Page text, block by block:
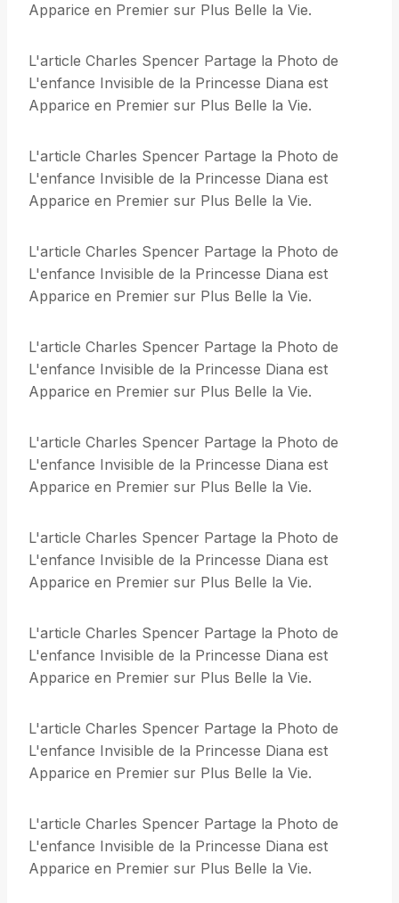
Apparice en Premier sur Plus Belle la Vie.
L'article Charles Spencer Partage la Photo de
L'enfance Invisible de la Princesse Diana est
Apparice en Premier sur Plus Belle la Vie.
L'article Charles Spencer Partage la Photo de
L'enfance Invisible de la Princesse Diana est
Apparice en Premier sur Plus Belle la Vie.
L'article Charles Spencer Partage la Photo de
L'enfance Invisible de la Princesse Diana est
Apparice en Premier sur Plus Belle la Vie.
L'article Charles Spencer Partage la Photo de
L'enfance Invisible de la Princesse Diana est
Apparice en Premier sur Plus Belle la Vie.
L'article Charles Spencer Partage la Photo de
L'enfance Invisible de la Princesse Diana est
Apparice en Premier sur Plus Belle la Vie.
L'article Charles Spencer Partage la Photo de
L'enfance Invisible de la Princesse Diana est
Apparice en Premier sur Plus Belle la Vie.
L'article Charles Spencer Partage la Photo de
L'enfance Invisible de la Princesse Diana est
Apparice en Premier sur Plus Belle la Vie.
L'article Charles Spencer Partage la Photo de
L'enfance Invisible de la Princesse Diana est
Apparice en Premier sur Plus Belle la Vie.
L'article Charles Spencer Partage la Photo de
L'enfance Invisible de la Princesse Diana est
Apparice en Premier sur Plus Belle la Vie.